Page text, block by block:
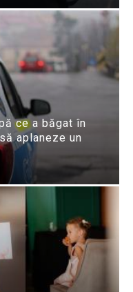
ce a băgat în
aplaneze un